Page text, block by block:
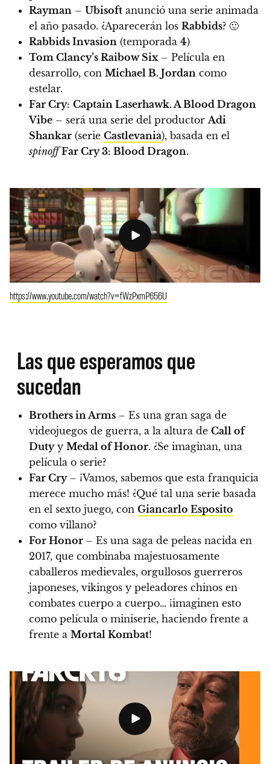
Rayman – Ubisoft anunció una serie animada
el año pasado. ¿Aparecerán los Rabbids? 🙂
Rabbids Invasion (temporada 4)
Tom Clancy’s Raibow Six– Película en
desarrollo, con Michael B. Jordan como
estelar.
Far Cry: Captain Laserhawk. A Blood Dragon
Vibe – será una serie del productorAdi
Shankar (serie Castlevania), basada en el
spinoff Far Cry 3: Blood Dragon.
https://www.youtube.com/watch?v=fWzPxmP656U
Las que esperamos que
sucedan
Brothers in Arms – Es una gran saga de
videojuegos de guerra, a la altura de Call of
Dutyy Medal of Honor. ¿Se imaginan, una
película o serie?
Far Cry – ¡Vamos, sabemos que esta franquicia
merece mucho más! ¿Qué tal una serie basada
en el sexto juego, con Giancarlo Esposito
como villano?
For Honor – Es una saga de peleas nacida en
2017, que combinaba majestuosamente
caballeros medievales, orgullosos guerreros
japoneses, vikingos y peleadores chinos en
combates cuerpo a cuerpo… ¡imaginen esto
como película o miniserie, haciendo frente a
frente a Mortal Kombat!